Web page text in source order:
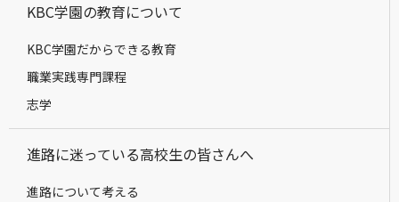
KBC学園の教育について
KBC学園だからできる教育
職業実践専門課程
志学
進路に迷っている高校生の皆さんへ
進路について考える